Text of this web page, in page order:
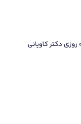
روزی دکتر کاویانی